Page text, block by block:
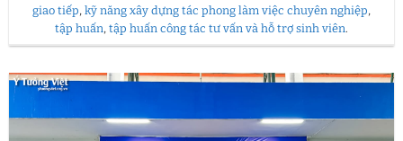
giao tiếp, kỹ năng xây dựng tác phong làm việc chuyên nghiệp,
tập huấn, tập huấn công tác tư vấn và hỗ trợ sinh viên.